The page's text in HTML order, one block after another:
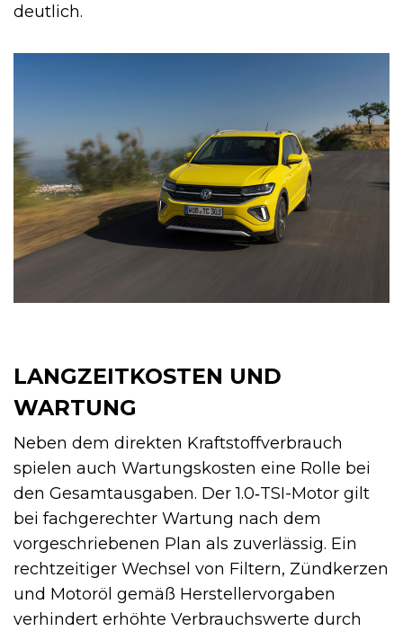
deutlich.
LANGZEITKOSTEN UND
WARTUNG
Neben dem direkten Kraftstoffverbrauch
spielen auch Wartungskosten eine Rolle bei
den Gesamtausgaben. Der 1.0‑TSI-Motor gilt
bei fachgerechter Wartung nach dem
vorgeschriebenen Plan als zuverlässig. Ein
rechtzeitiger Wechsel von Filtern, Zündkerzen
und Motoröl gemäß Herstellervorgaben
verhindert erhöhte Verbrauchswerte durch